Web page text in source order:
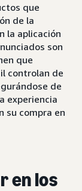
que
de la
la aplicación
son
que
controlan de
de
experiencia
su compra en
en los